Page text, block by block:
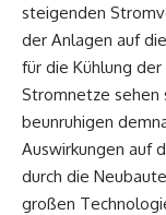
steigenden
der Anlagen auf
für die Kühlung
Stromnetze sehen
beunruhigen
Auswirkungen auf
durch die
großen